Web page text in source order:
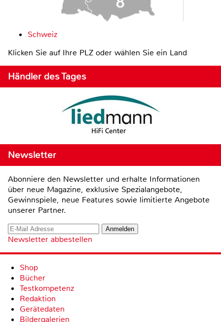
Schweiz
Klicken Sie auf Ihre PLZ oder wählen Sie ein Land
Händler des Tages
Newsletter
Abonniere den Newsletter und erhalte Informationen
über neue Magazine, exklusive Spezialangebote,
Gewinnspiele, neue Features sowie limitierte Angebote
unserer Partner.
Newsletter abbestellen
Shop
Bücher
Testkompetenz
Redaktion
Gerätedaten
Bildergalerien